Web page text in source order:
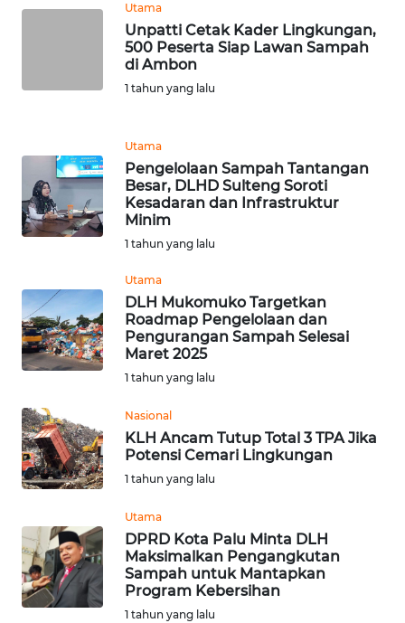
Utama
Unpatti Cetak Kader Lingkungan,
500 Peserta Siap Lawan Sampah
di Ambon
1 tahun yang lalu
Utama
Pengelolaan Sampah Tantangan
Besar, DLHD Sulteng Soroti
Kesadaran dan Infrastruktur
Minim
1 tahun yang lalu
Utama
DLH Mukomuko Targetkan
Roadmap Pengelolaan dan
Pengurangan Sampah Selesai
Maret 2025
1 tahun yang lalu
Nasional
KLH Ancam Tutup Total 3 TPA Jika
Potensi Cemari Lingkungan
1 tahun yang lalu
Utama
DPRD Kota Palu Minta DLH
Maksimalkan Pengangkutan
Sampah untuk Mantapkan
Program Kebersihan
1 tahun yang lalu
KARAWANG
WN
BEKASI
BOGOR
WN
DEPOK
WN
TAPANULI
UTARA
SAMOSIR
WN
PADANG
LAWAS